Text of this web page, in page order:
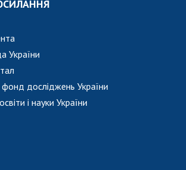
України
фонд досліджень України
і науки України